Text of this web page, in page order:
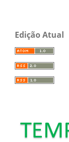
Edição Atual